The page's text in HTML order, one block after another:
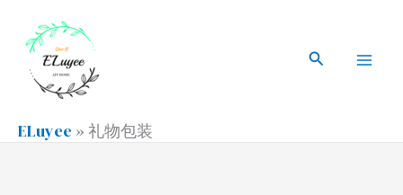
搜
ELuyee » 礼物包装
索